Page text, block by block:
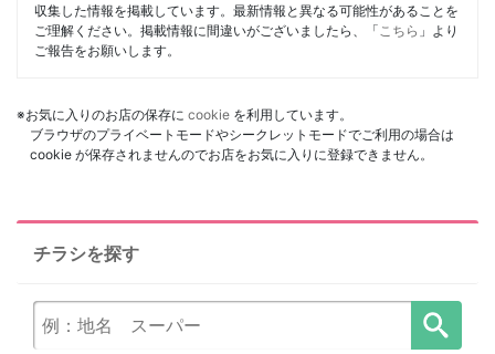
収集した情報を掲載しています。最新情報と異なる可能性があることを
ご理解ください。掲載情報に間違いがございましたら、「 こちら 」より
ご報告をお願いします。
※お気に入りのお店の保存に cookie を利用しています。
ブラウザのプライベートモードやシークレットモードでご利用の場合は
cookie が保存されませんのでお店をお気に入りに登録できません。
チラシを探す